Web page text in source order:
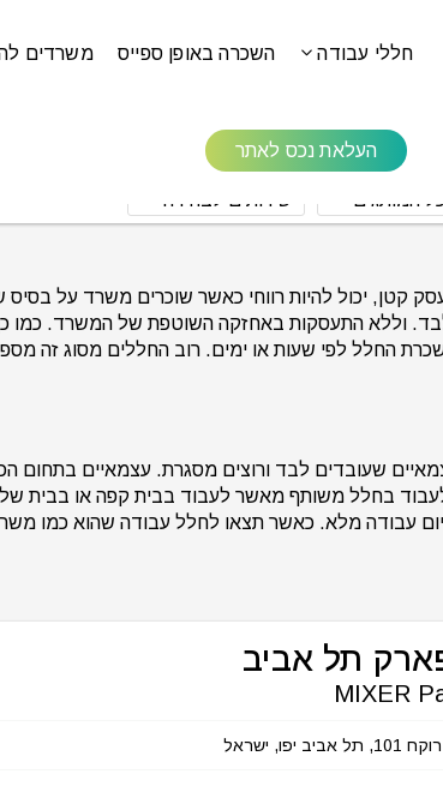
חללי עבודה השכרה באופן ספייס משרדים
העלאת נכס לאתר
כל המותגים שירותים לבחירה
קטן, יכול להיות רווחי כאשר שוכרים משרד על בסיס
וללא התעסקות באחזקה השוטפת של המשרד. כמו
החלל לפי שעות או ימים. רוב החללים מסוג זה
שעובדים לבד ורוצים מסגרת. עצמאיים בתחום
בחלל משותף מאשר לעבוד בבית קפה או
עבודה מלא. כאשר תצאו לחלל עבודה שהוא כמו
תל אביב
MIXER
יפו, ישראל